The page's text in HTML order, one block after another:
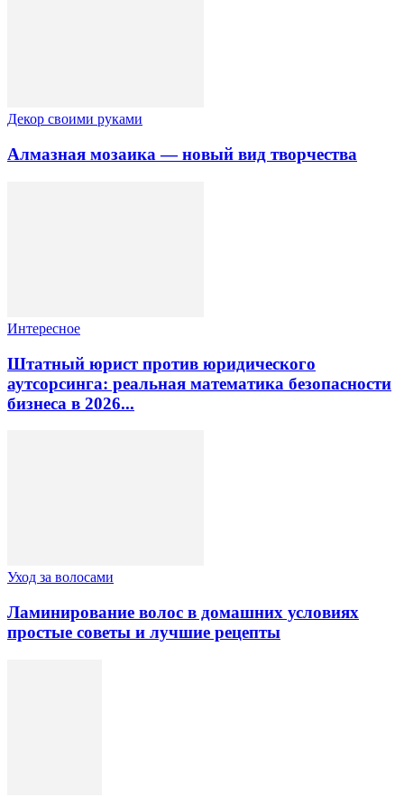
Декор своими руками
Алмазная мозаика — новый вид творчества
Интересное
Штатный юрист против юридического
аутсорсинга: реальная математика безопасности
бизнеса в 2026...
Уход за волосами
Ламинирование волос в домашних условиях
простые советы и лучшие рецепты